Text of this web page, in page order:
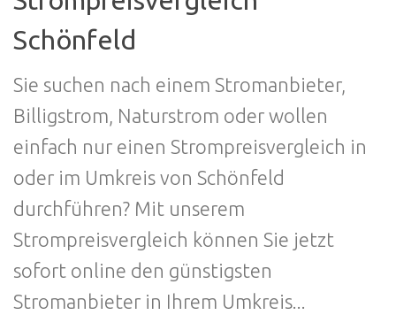
Schönfeld
Sie suchen nach einem Stromanbieter,
Billigstrom, Naturstrom oder wollen
einfach nur einen Strompreisvergleich in
oder im Umkreis von Schönfeld
durchführen? Mit unserem
Strompreisvergleich können Sie jetzt
sofort online den günstigsten
Stromanbieter in Ihrem Umkreis...